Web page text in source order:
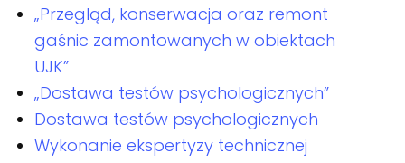
„Przegląd, konserwacja oraz remont
gaśnic zamontowanych w obiektach
UJK”
„Dostawa testów psychologicznych”
Dostawa testów psychologicznych
Wykonanie ekspertyzy technicznej